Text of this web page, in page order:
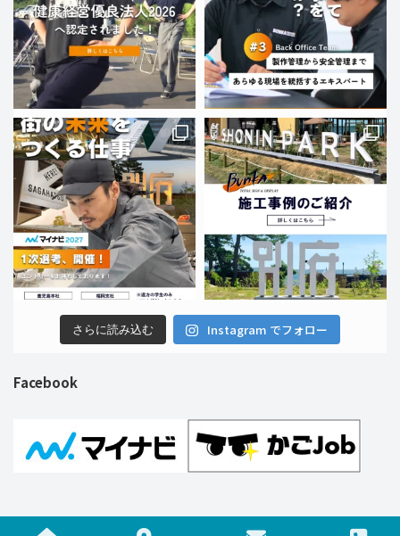
さらに読み込む Instagram でフォロー
Facebook
Copyright © 株式会社ブンカ巧芸社 All Rights Reserved.